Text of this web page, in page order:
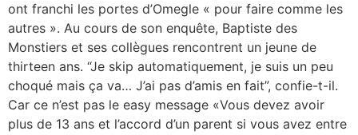
ont franchi les portes d’Omegle « pour faire comme les
autres ». Au cours de son enquête, Baptiste des
Monstiers et ses collègues rencontrent un jeune de
thirteen ans. “Je skip automatiquement, je suis un peu
choqué mais ça va… J’ai pas d’amis en fait”, confie-t-il.
Car ce n’est pas le easy message «Vous devez avoir
plus de 13 ans et l’accord d’un parent si vous avez entre